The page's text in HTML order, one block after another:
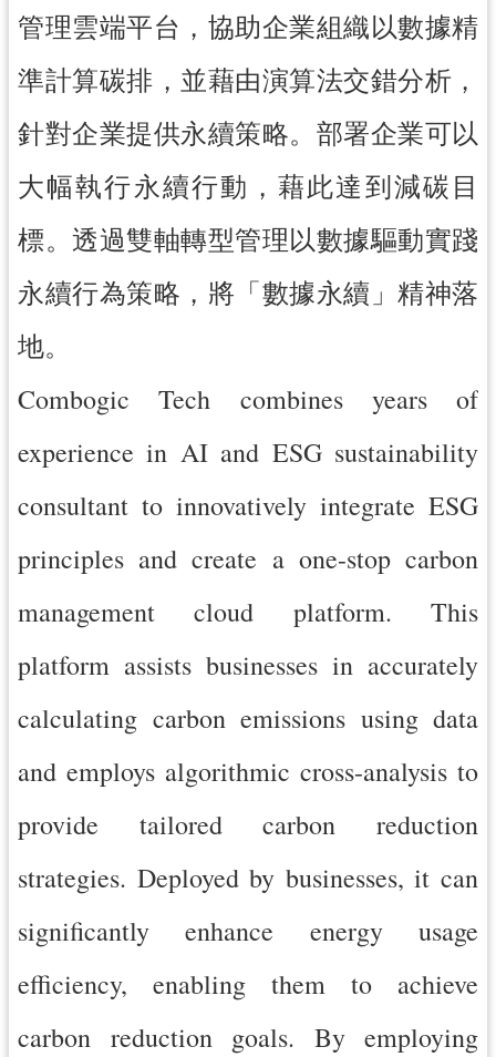
網
導
政
箱
桃
園
市
政
府
站
全
策
政
網
資
開
宣
管理雲端平台，協助企業組織以數據精
準計算碳排，並藉由演算法交錯分析，
針對企業提供永續策略。部署企業可以
大幅執行永續行動，藉此達到減碳目
標。透過雙軸轉型管理以數據驅動實踐
永續行為策略，將「數據永續」精神落
地。
Combogic Tech combines years of
experience in AI and ESG sustainability
consultant to innovatively integrate ESG
principles and create a one-stop carbon
management cloud platform. This
platform assists businesses in accurately
calculating carbon emissions using data
and employs algorithmic cross-analysis to
provide tailored carbon reduction
strategies. Deployed by businesses, it can
significantly enhance energy usage
efficiency, enabling them to achieve
carbon reduction goals. By employing